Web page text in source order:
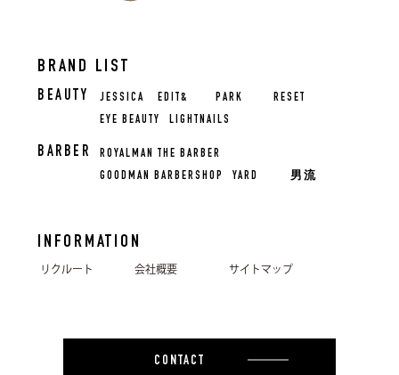
BRAND LIST
BEAUTY JESSICA EDIT& PARK
RESET
EYE BEAUTY
LIGHTNAILS
BARBER
ROYALMAN THE BARBER
GOODMAN BARBERSHOP
YARD 男流
INFORMATION
リクルート 会社概要 サイトマップ
CONTACT